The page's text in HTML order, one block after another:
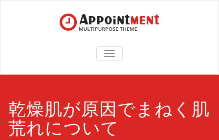
TOGGLE
NAVIGATION
乾燥肌が原因でまねく肌
荒れについて